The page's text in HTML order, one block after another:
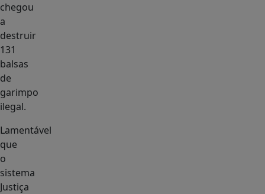
chegou
a
destruir
131
balsas
de
garimpo
ilegal.
Lamentável
que
o
sistema
Justiça